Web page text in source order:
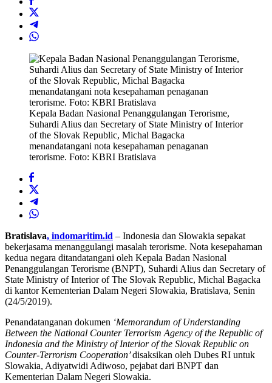
Kepala Badan Nasional Penanggulangan Terorisme,
Suhardi Alius dan Secretary of State Ministry of Interior
of the Slovak Republic, Michal Bagacka
menandatangani nota kesepahaman penaganan
terorisme. Foto: KBRI Bratislava
Bratislava, indomaritim.id – Indonesia dan Slowakia sepakat
bekerjasama menanggulangi masalah terorisme. Nota kesepahaman
kedua negara ditandatangani oleh Kepala Badan Nasional
Penanggulangan Terorisme (BNPT), Suhardi Alius dan Secretary of
State Ministry of Interior of The Slovak Republic, Michal Bagacka
di kantor Kementerian Dalam Negeri Slowakia, Bratislava, Senin
(24/5/2019).
Penandatanganan dokumen ‘Memorandum of Understanding
Between the National Counter Terrorism Agency of the Republic of
Indonesia and the Ministry of Interior of the Slovak Republic on
Counter-Terrorism Cooperation’disaksikan oleh Dubes RI untuk
Slowakia, Adiyatwidi Adiwoso, pejabat dari BNPT dan
Kementerian Dalam Negeri Slowakia.